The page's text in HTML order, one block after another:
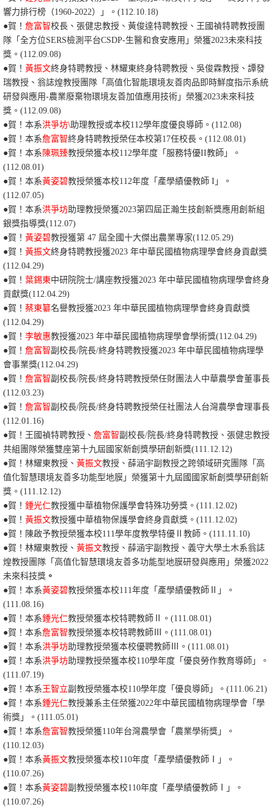
響力排行榜（1960-2022）」。(112.10.18)
●賀！ 詹富智校長、 張健忠教授、黃俊達特聘教授、王國禎特聘教授團
隊「全方位SERS檢測平台CSDP-生醫和食安應用 」榮獲2023未來科技
獎。(112.09.08)
●賀！ 黃振文終身特聘教授、林耀東終身特聘教授、吳俊霖教授、譚發
瑞教授、翁誌煌教授團隊「高值化智能環境友善肉品即時鮮度指示系統
研發與應用-農業廢棄物環境友善加值應用技術 」榮獲2023未來科技
獎。(112.09.08)
●賀！本系洪爭坊\助理教授或本校112學年度優良導師。(112.08)
●賀！本系詹富智終身特聘教授榮任本校第17任校長。(112.08.01)
●賀！本系 陳珮臻教授榮獲本校112學年度「服務特優II教師」。
(112.08.01)
●賀！本系黃姿碧教授榮獲本校112年度「產學績優教師 I」。
(112.07.05)
●賀！本系洪爭坊助理教授榮獲2023第四屆正瀚生技創新獎應用創新組
銀獎指導獎(112.07)
●賀！ 黃姿碧教授獲第 47 屆全國十大傑出農業專家(112.05.29)
●賀！ 黃振文終身特聘教授獲2023 年中華民國植物病理學會終身貢獻獎
(112.04.29)
●賀！ 葉錫東中研院院士/講座教授獲2023 年中華民國植物病理學會終身
貢獻獎(112.04.29)
●賀！ 蔡東纂名譽教授獲2023 年中華民國植物病理學會終身貢獻獎
(112.04.29)
●賀！ 李敏惠教授獲2023 年中華民國植物病理學會學術獎(112.04.29)
●賀！ 詹富智副校長/院長/終身特聘教授獲2023 年中華民國植物病理學
會事業獎(112.04.29)
●賀！ 詹富智副校長/院長/終身特聘教授榮任財團法人中華農學會董事長
(112.03.23)
●賀 ！ 詹富智副校長/院長/終身特聘教授榮任社團法人台灣農學會理事長
(112.01.16)
●賀 ！ 王國禎特聘教授、 詹富智副校長/院長/終身特聘教授 、張健忠教授
共組團隊榮獲雙座第十九屆國家新創獎學研創新獎(111.12.12)
●賀 ！ 林耀東教授、 黃振文教授、薛涵宇副教授之跨領域研究團隊「高
值化智慧環境友善多功能型地膜」榮獲第十九屆國國家新創獎學研創新
獎。(111.12.12)
●賀 ！ 鍾光仁教授獲中華植物保護學會特殊功勞獎。(111.12.02)
●賀 ！ 黃振文教授獲中華植物保護學會終身貢獻獎。(111.12.02)
●賀 ！ 陳啟予教授榮獲本校111學年度教學特優Ⅱ教師。(111.11.10)
●賀 ！林耀東教授、 黃振文教授、薛涵宇副教授、義守大學土木系翁誌
煌教授團隊「高值化智慧環境友善多功能型地膜研發與應用」榮獲2022
未來科技獎 。
●賀！本系黃姿碧教授榮獲本校111年度「產學績優教師Ⅱ」。
(111.08.16)
●賀！本系鍾光仁教授榮獲本校特聘教師Ⅱ。(111.08.01)
●賀！本系詹富智教授榮獲本校特聘教師Ⅲ。(111.08.01)
●賀！本系洪爭坊助理教授榮獲本校優聘教師Ⅲ。(111.08.01)
●賀！本系洪爭坊助理教授榮獲本校110學年度「優良勞作教育導師」。
(111.07.19)
●賀！本系 王智立副教授榮獲本校110學年度「優良導師」。(111.06.21)
●賀！本系鍾光仁教授兼系主任榮獲2022年中華民國植物病理學會「學
術獎」。(111.05.01)
●賀！本系詹富智教授榮獲110年台灣農學會「農業學術獎」。
(110.12.03)
●賀！本系黃振文教授榮獲本校110年度「產學績優教師Ⅰ」。
(110.07.26)
●賀！本系黃姿碧副教授榮獲本校110年度「產學績優教師Ⅰ」。
(110.07.26)